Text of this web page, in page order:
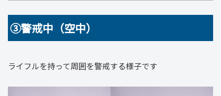
➂警戒中（空中）
ライフルを持って周囲を警戒する様子です